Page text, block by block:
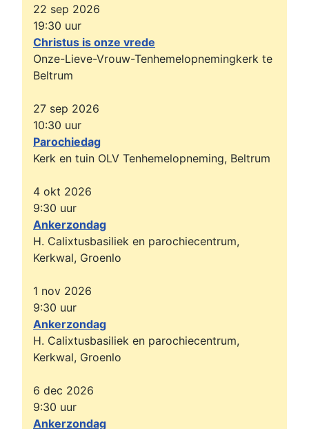
22 sep 2026
19:30 uur
Christus is onze vrede
Onze-Lieve-Vrouw-Tenhemelopnemingkerk te
Beltrum
27 sep 2026
10:30 uur
Parochiedag
Kerk en tuin OLV Tenhemelopneming, Beltrum
4 okt 2026
9:30 uur
Ankerzondag
H. Calixtusbasiliek en parochiecentrum,
Kerkwal, Groenlo
1 nov 2026
9:30 uur
Ankerzondag
H. Calixtusbasiliek en parochiecentrum,
Kerkwal, Groenlo
6 dec 2026
9:30 uur
Ankerzondag